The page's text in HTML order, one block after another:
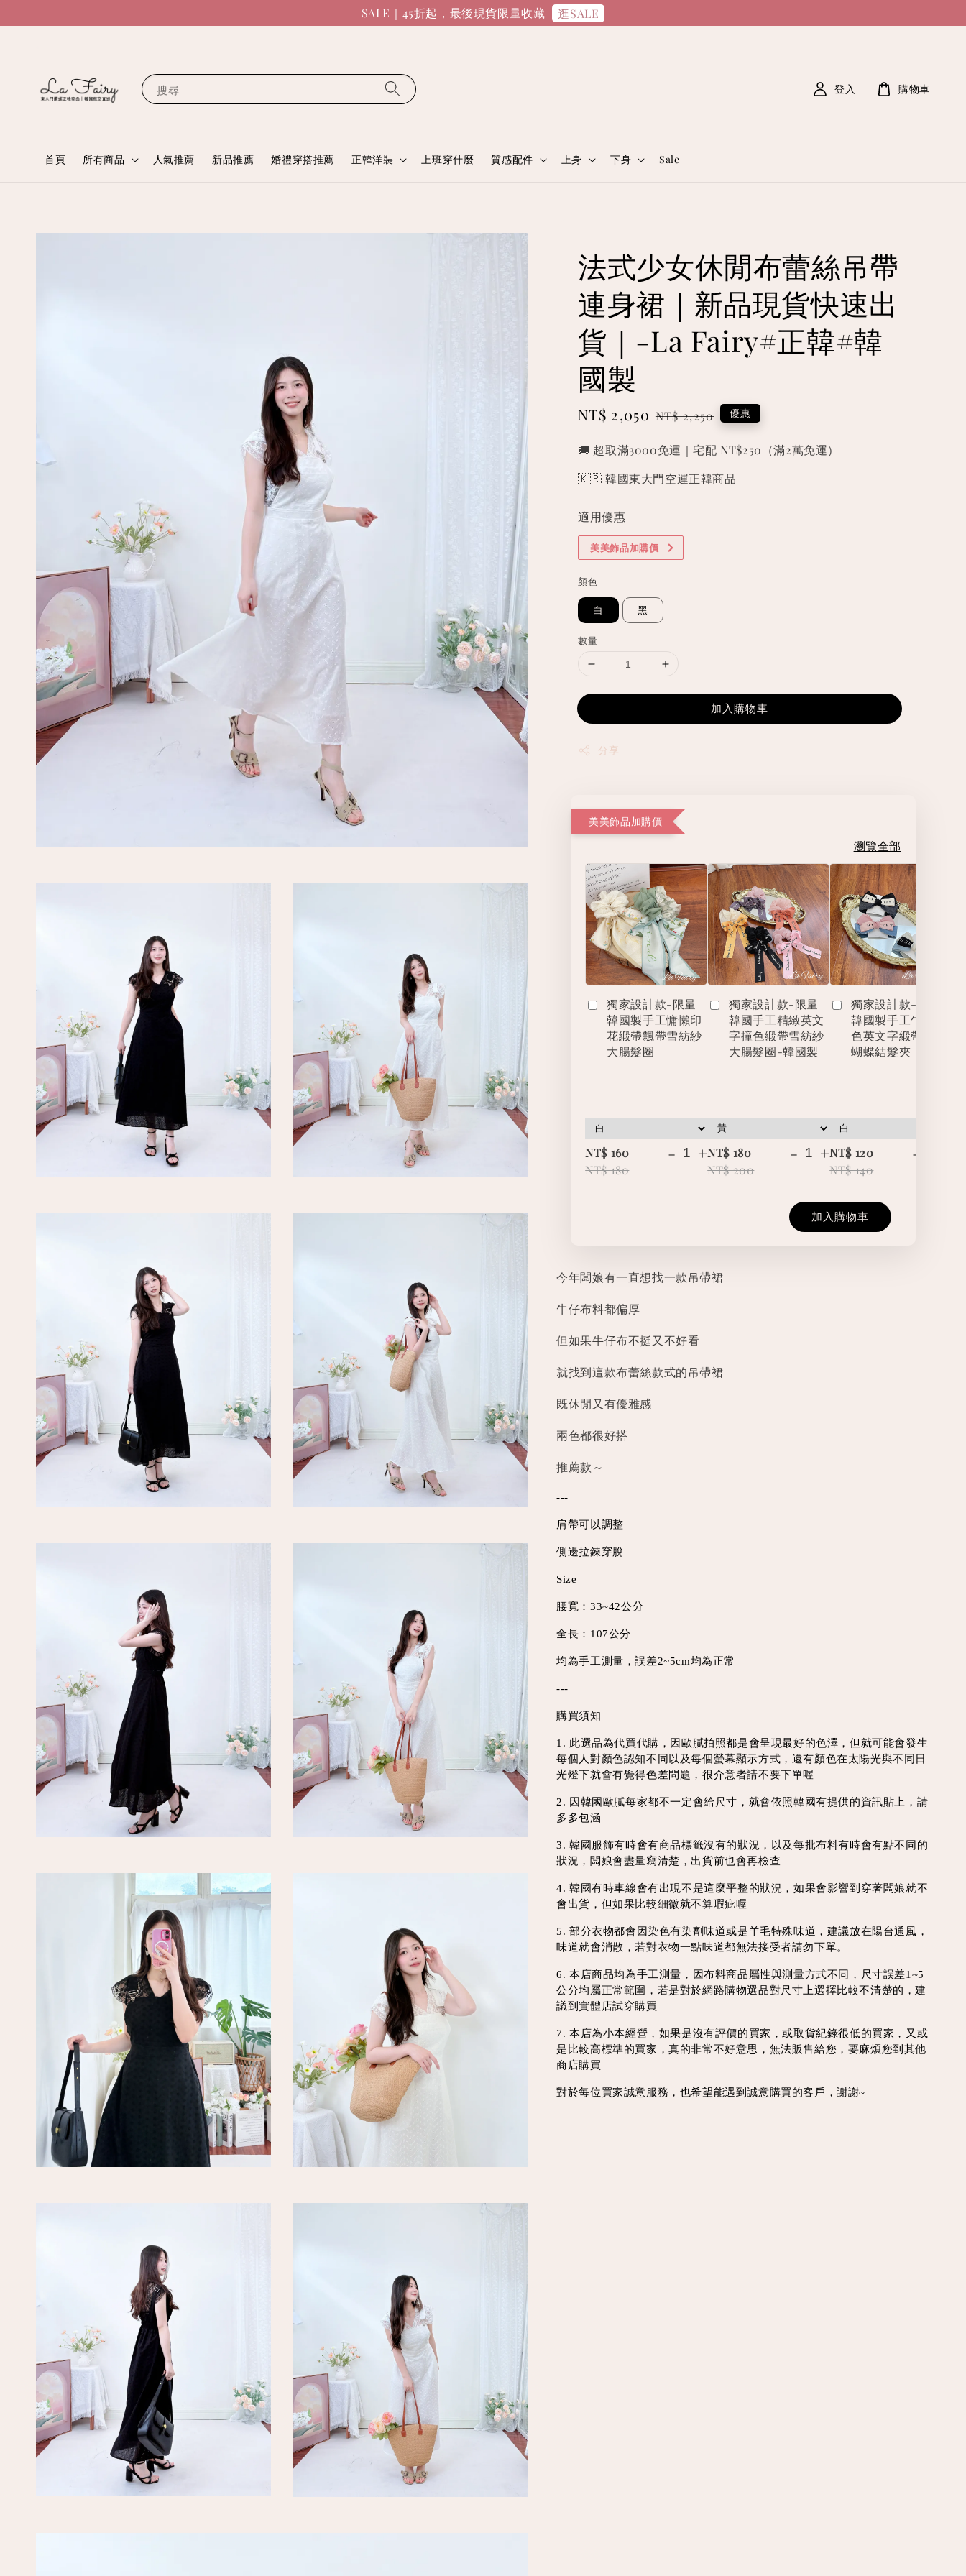
SALE｜45折起，最後現貨限量收藏 逛SALE
搜尋
首頁 所有商品 人氣推薦 新品推薦 婚禮穿搭推薦 正韓洋裝 上班穿什麼 質感配件 上身 下身 Sale
登入 購物車
法式少女休閒布蕾絲吊帶
連身裙｜新品現貨快速出
貨｜-La Fairy#正韓#韓
國製
Sale
NT$ 2,050 Regular
NT$ 2,250 優惠
🚚 超取滿3000免運｜宅配 NT$250（滿2萬免運）
🇰🇷 韓國東大門空運正韓商品
適用優惠
美美飾品加購價
顏色
白 黑
數量
加入購物車
分享
美美飾品加購價
瀏覽全部
獨家設計款-限量
韓國製手工慵懶印
花緞帶飄帶雪紡紗
大腸髮圈
NT$ 160
NT$ 180
- +
獨家設計款-限量
韓國手工精緻英文
字撞色緞帶雪紡紗
大腸髮圈-韓國製
NT$ 180
NT$ 200
- +
獨家設計款-限量
韓國製手工牛仔撞
色英文字緞帶立體
蝴蝶結髮夾
NT$ 120
NT$ 140
-
加入購物車
今年闆娘有一直想找一款吊帶裙
牛仔布料都偏厚
但如果牛仔布不挺又不好看
就找到這款布蕾絲款式的吊帶裙
既休閒又有優雅感
兩色都很好搭
推薦款～
---
肩帶可以調整
側邊拉鍊穿脫
Size
腰寬：33~42公分
全長：107公分
均為手工測量，誤差2~5cm均為正常
---
購買須知
1. 此選品為代買代購，因歐膩拍照都是會呈現最好的色澤，但就可能會發生
每個人對顏色認知不同以及每個螢幕顯示方式，還有顏色在太陽光與不同日
光燈下就會有覺得色差問題，很介意者請不要下單喔
2. 因韓國歐膩每家都不一定會給尺寸，就會依照韓國有提供的資訊貼上，請
多多包涵
3. 韓國服飾有時會有商品標籤沒有的狀況，以及每批布料有時會有點不同的
狀況，闆娘會盡量寫清楚，出貨前也會再檢查
4. 韓國有時車線會有出現不是這麼平整的狀況，如果會影響到穿著闆娘就不
會出貨，但如果比較細微就不算瑕疵喔
5. 部分衣物都會因染色有染劑味道或是羊毛特殊味道，建議放在陽台通風，
味道就會消散，若對衣物一點味道都無法接受者請勿下單。
6. 本店商品均為手工測量，因布料商品屬性與測量方式不同，尺寸誤差1~5
公分均屬正常範圍，若是對於網路購物選品對尺寸上選擇比較不清楚的，建
議到實體店試穿購買
7. 本店為小本經營，如果是沒有評價的買家，或取貨紀錄很低的買家，又或
是比較高標準的買家，真的非常不好意思，無法販售給您，要麻煩您到其他
商店購買
對於每位買家誠意服務，也希望能遇到誠意購買的客戶，謝謝~